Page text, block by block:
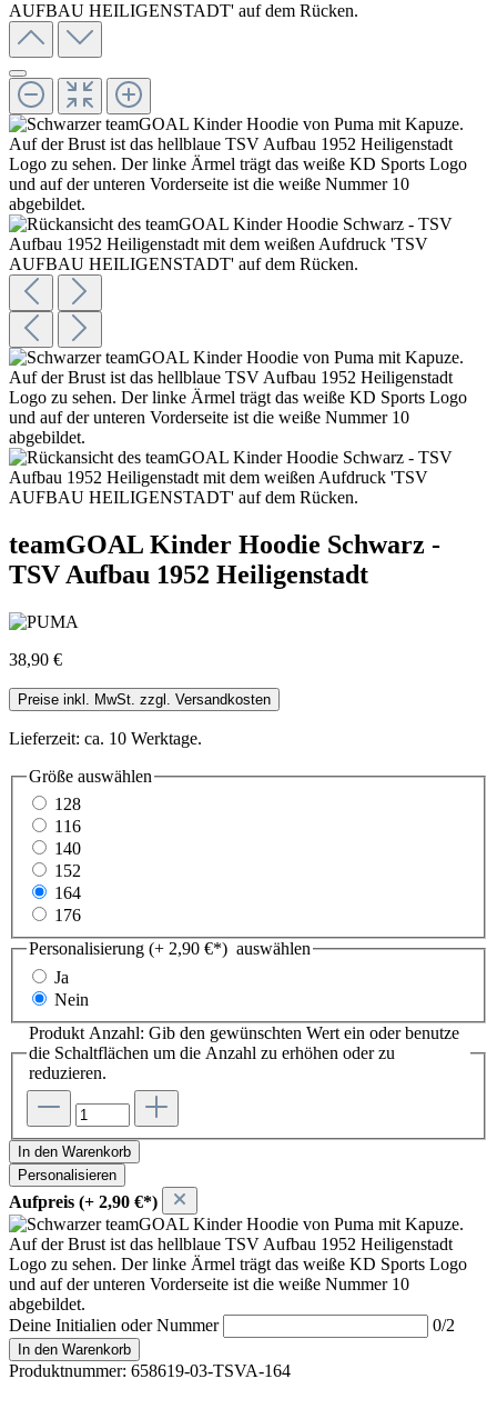
teamGOAL Kinder Hoodie Schwarz -
TSV Aufbau 1952 Heiligenstadt
38,90 €
Preise inkl. MwSt. zzgl. Versandkosten
Lieferzeit: ca. 10 Werktage.
Größe auswählen
128
116
140
152
164
176
Personalisierung (+ 2,90 €*) auswählen
Ja
Nein
Produkt Anzahl: Gib den gewünschten Wert ein oder benutze
die Schaltflächen um die Anzahl zu erhöhen oder zu
reduzieren.
In den Warenkorb
Personalisieren
Aufpreis (+ 2,90 €*)
Deine Initialien oder Nummer 0/2
In den Warenkorb
Produktnummer: 658619-03-TSVA-164